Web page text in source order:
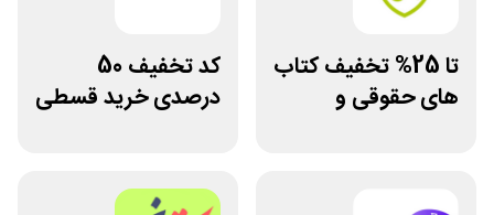
تا 25% تخفیف کتاب
های حقوقی و
کد تخفیف 50
درصدی خرید قسطی